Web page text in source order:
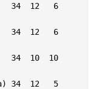
34  12   6
34  12   6
34  10  10
34  12   5